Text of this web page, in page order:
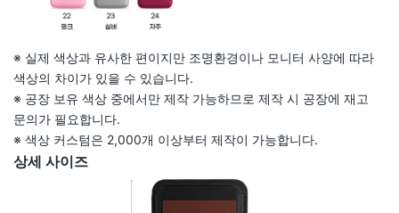
※ 실제 색상과 유사한 편이지만 조명환경이나 모니터 사양에 따라
색상의 차이가 있을 수 있습니다.
※ 공장 보유 색상 중에서만 제작 가능하므로 제작 시 공장에 재고
문의가 필요합니다.
※ 색상 커스텀은 2,000개 이상부터 제작이 가능합니다.
상세 사이즈